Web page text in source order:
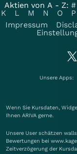
Aktien von A - Z: #
K
L M N O P
Impressum
Unsere Apps:
Wenn Sie Kursdaten,
Ihnen ARIVA gerne.
Unsere User schätzen
Bewertungen bei
Zeitverzögerung der